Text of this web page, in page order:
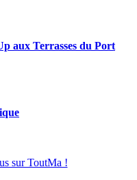
aux Terrasses du Port
sur ToutMa !